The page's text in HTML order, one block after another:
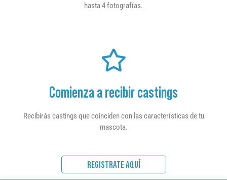
hasta 4 fotografías.
Comienza a recibir castings
Recibirás castings que coinciden con las características de tu
mascota.
REGISTRATE AQUÍ